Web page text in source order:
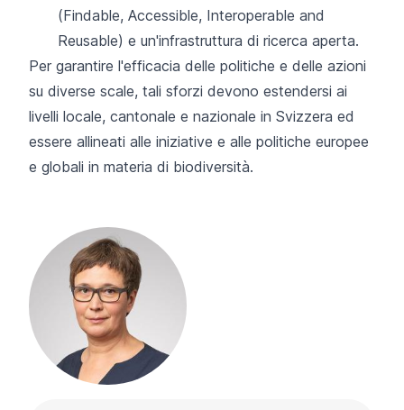
(Findable, Accessible, Interoperable and
Reusable) e un'infrastruttura di ricerca aperta.
Per garantire l'efficacia delle politiche e delle azioni
su diverse scale, tali sforzi devono estendersi ai
livelli locale, cantonale e nazionale in Svizzera ed
essere allineati alle iniziative e alle politiche europee
e globali in materia di biodiversità.